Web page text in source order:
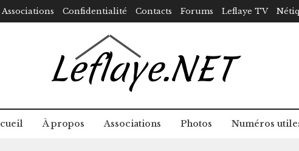
Associations Confidentialité Contacts Forums Leflaye TV
À propos Associations Photos Numéros